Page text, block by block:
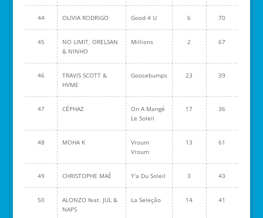
44 OLIVIA RODRIGO Good 4 U 6 70
45
NO LIMIT, ORELSAN
& NINHO
Millions 2 67
46
TRAVIS SCOTT &
HVME
Goosebumps 23 39
47 CÉPHAZ
On A Mangé
Le Soleil
17 36
48 MOHA K
Vroum
Vroum
13 61
49 CHRISTOPHE MAÉ Y'a Du Soleil 3 43
50
ALONZO feat. JUL &
NAPS
La Seleção 14 41